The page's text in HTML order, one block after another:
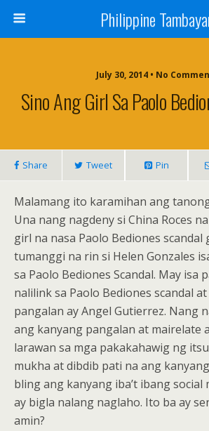
Philippine
July 30, 2014 • No
Sino Ang Girl Sa Paolo
Share Tweet Pin
Malamang ito karamihan ang
Una nang nagdeny si China Roces
girl na nasa Paolo Bediones scandal
tumanggi na rin si Helen Gonzales
sa Paolo Bediones Scandal. May isa
nalilink sa Paolo Bediones scandal
pangalan ay Angel Gutierrez. Nang
ang kanyang pangalan at mairelate
larawan sa mga pakakahawig ng
mukha at dibdib pati na ang
bling ang kanyang iba’t ibang social
ay bigla nalang naglaho. Ito ba ay
amin?